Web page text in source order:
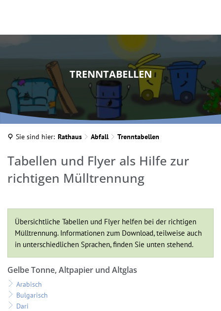
TRENNTABELLEN
Sie sind hier: Rathaus Abfall Trenntabellen
Tabellen und Flyer als Hilfe zur
richtigen Mülltrennung
Übersichtliche Tabellen und Flyer helfen bei der richtigen
Mülltrennung. Informationen zum Download, teilweise auch
in unterschiedlichen Sprachen, finden Sie unten stehend.
Gelbe Tonne, Altpapier und Altglas
Arabisch
Bulgarisch
Dari